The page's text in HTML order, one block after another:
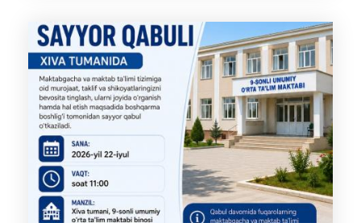
Янгиликлар